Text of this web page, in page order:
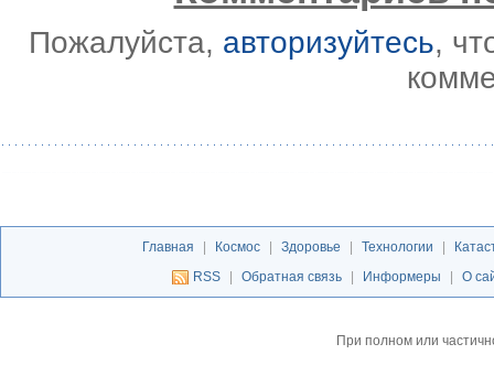
Пожалуйста, авторизуйтесь,
Главная Космос Здоровье Технологии
RSS
Обратная связь Информеры О
При полном или